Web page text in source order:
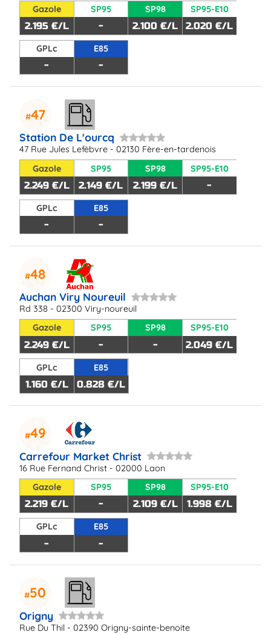
Gazole
2.195 €/L
SP95
-
SP98
2.100 €/L
SP95-E10
2.020 €/L
GPLc
-
E85
-
47
Station De L'ourcq
47 Rue Jules Lefèbvre - 02130 Fère-en-tardenois
Gazole
2.249 €/L
SP95
2.149 €/L
SP98
2.199 €/L
SP95-E10
-
GPLc
-
E85
-
48
Auchan Viry Noureuil
Rd 338 - 02300 Viry-noureuil
Gazole
2.249 €/L
SP95
-
SP98
-
SP95-E10
2.049 €/L
GPLc
1.160 €/L
E85
0.828 €/L
49
Carrefour Market Christ
16 Rue Fernand Christ - 02000 Laon
Gazole
2.219 €/L
SP95
-
SP98
2.109 €/L
SP95-E10
1.998 €/L
GPLc
-
E85
-
50
Origny
Rue Du Thil - 02390 Origny-sainte-benoite